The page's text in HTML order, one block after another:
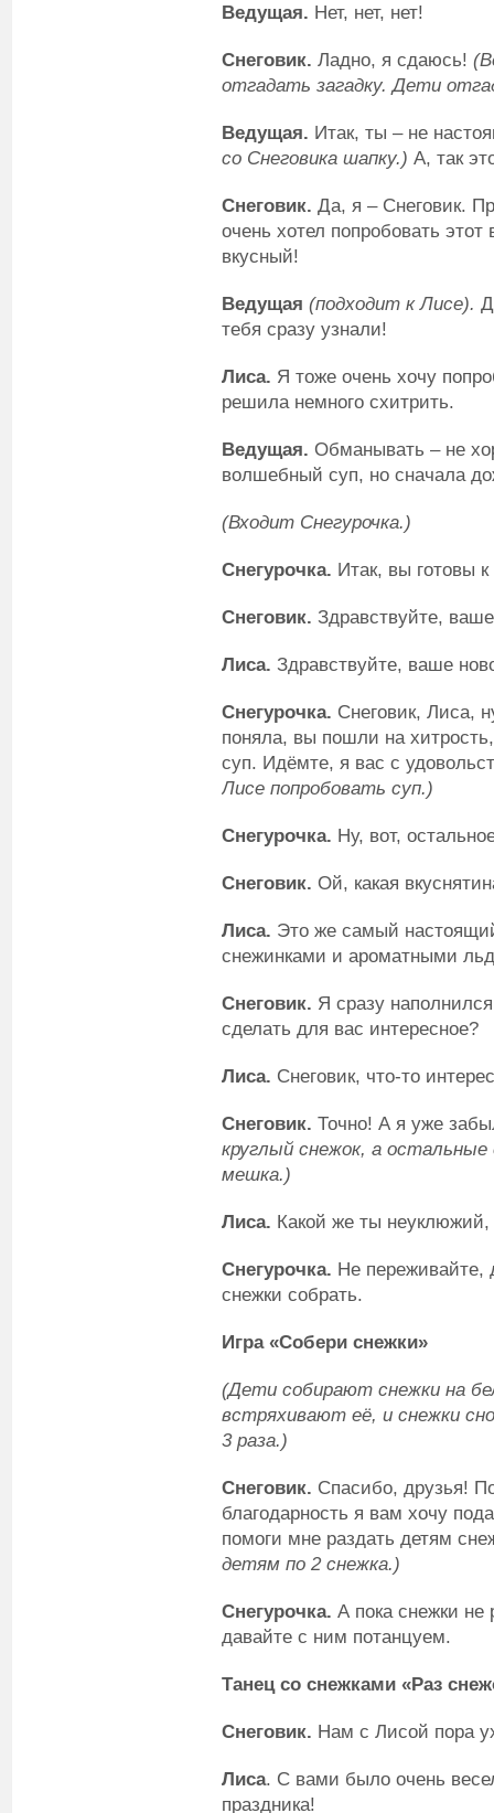
Ведущая. Нет, нет, нет!
Снеговик. Ладно, я сдаюсь!
отгадать загадку. Дети
Ведущая. Итак, ты – не
со Снеговика шапку.) А, так
Снеговик. Да, я – Снеговик.
очень хотел попробовать
вкусный!
Ведущая (подходит к Лисе).
тебя сразу узнали!
Лиса. Я тоже очень хочу
решила немного схитрить.
Ведущая. Обманывать – не
волшебный суп, но сначала
(Входит Снегурочка.)
Снегурочка. Итак, вы готовы
Снеговик. Здравствуйте,
Лиса. Здравствуйте, ваше
Снегурочка. Снеговик, Лиса,
поняла, вы пошли на
суп. Идёмте, я вас с
Лисе попробовать суп.)
Снегурочка. Ну, вот,
Снеговик. Ой, какая
Лиса. Это же самый
снежинками и ароматными
Снеговик. Я сразу
сделать для вас интересное?
Лиса. Снеговик, что-то
Снеговик. Точно! А я уже
круглый снежок, а
мешка.)
Лиса. Какой же ты неуклюжий,
Снегурочка. Не переживайте,
снежки собрать.
Игра «Собери снежки»
(Дети собирают снежки на
встряхивают её, и снежки
3 раза.)
Снеговик. Спасибо, друзья!
благодарность я вам хочу
помоги мне раздать детям
детям по 2 снежка.)
Снегурочка. А пока снежки не
давайте с ним потанцуем.
Танец со снежками «Раз
Снеговик. Нам с Лисой пора
Лиса. С вами было очень
праздника!